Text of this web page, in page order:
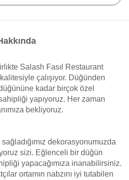
Salash Fasıl Restaurant
çalışıyor. Düğünden
kadar birçok özel
yapıyoruz. Her zaman
bekliyoruz.
dekorasyonumuzda
sizi. Eğlenceli bir düğün
yapacağımıza inanabilirsiniz.
ortamın nabzını iyi tutabilen